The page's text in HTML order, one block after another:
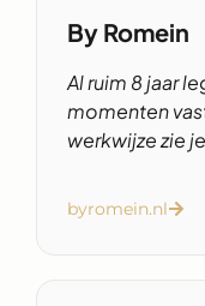
By Romein
Al ruim 8 jaar
momenten
werkwijze zie
byromein.nl